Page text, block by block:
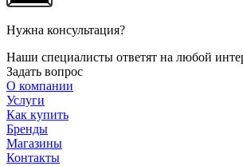
Нужна консультация?
Наши специалисты ответят на любой
Задать вопрос
О компании
Услуги
Как купить
Бренды
Магазины
Контакты